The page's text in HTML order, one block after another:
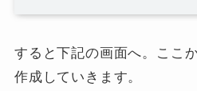
すると下記の画面へ。ここ
作成していきます。